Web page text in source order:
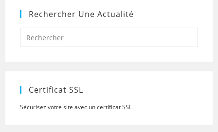
Rechercher Une Actualité
Press
to
Certificat SSL
Sécurisez votre site avec un certificat SSL